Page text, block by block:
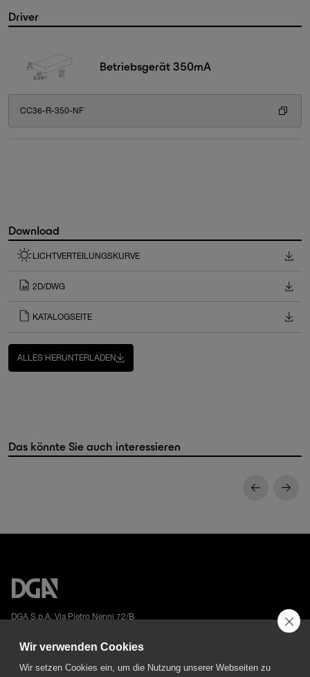
Driver
Betriebsgerät 350mA
CC36-R-350-NF
Download
LICHTVERTEILUNGSKURVE
2D/DWG
KATALOGSEITE
ALLES HERUNTERLADEN
Das könnte Sie auch interessieren
DGA S.p.A. Via Pietro Nenni 72/B
Wir verwenden Cookies
Wir setzen Cookies ein, um die Nutzung unserer Webseiten zu